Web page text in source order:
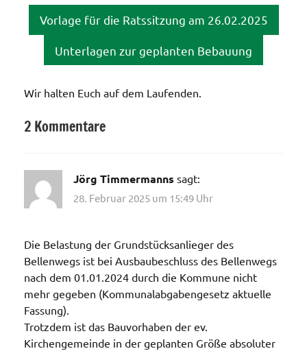
Vorlage für die Ratssitzung am 26.02.2025
Unterlagen zur geplanten Bebauung
Wir halten Euch auf dem Laufenden.
2 Kommentare
Jörg Timmermanns sagt:
28. Februar 2025 um 15:49 Uhr
Die Belastung der Grundstücksanlieger des
Bellenwegs ist bei Ausbaubeschluss des Bellenwegs
nach dem 01.01.2024 durch die Kommune nicht
mehr gegeben (Kommunalabgabengesetz aktuelle
Fassung).
Trotzdem ist das Bauvorhaben der ev.
Kirchengemeinde in der geplanten Größe absoluter